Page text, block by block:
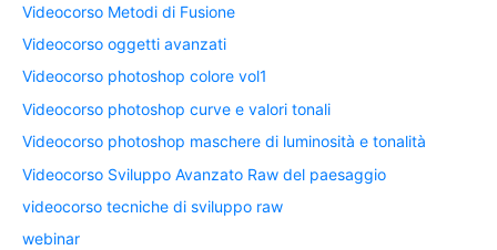
Videocorso Metodi di Fusione
Videocorso oggetti avanzati
Videocorso photoshop colore vol1
Videocorso photoshop curve e valori tonali
Videocorso photoshop maschere di luminosità e tonalità
Videocorso Sviluppo Avanzato Raw del paesaggio
videocorso tecniche di sviluppo raw
webinar